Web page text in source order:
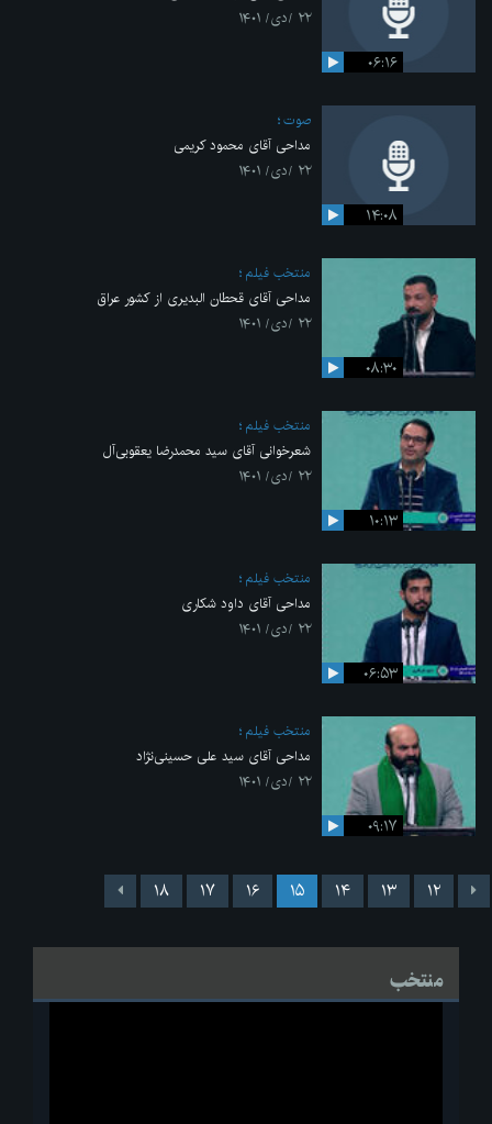
۰۶:۱۶
۲۲ /دی/ ۱۴۰۱
۱۴:۰۸
صوت
مداحی آقای محمود کریمی
۲۲ /دی/ ۱۴۰۱
۰۸:۳۰
منتخب فیلم
مداحی آقای قحطان البدیری از کشور عراق
۲۲ /دی/ ۱۴۰۱
۱۰:۱۳
منتخب فیلم
شعرخوانی آقای سید محمدرضا یعقوبی‌آل
۲۲ /دی/ ۱۴۰۱
۰۶:۵۳
منتخب فیلم
مداحی آقای داود شکاری
۲۲ /دی/ ۱۴۰۱
۰۹:۱۷
منتخب فیلم
مداحی آقای سید علی حسینی‌نژاد
۲۲ /دی/ ۱۴۰۱
۱۲ ۱۳ ۱۴ ۱۵ ۱۶ ۱۷ ۱۸
منتخب